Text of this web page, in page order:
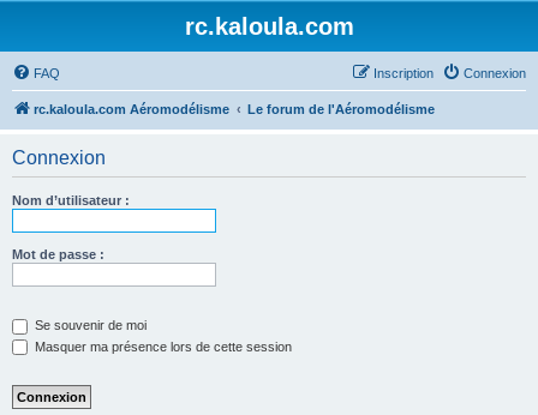
rc.kaloula.com
FAQ Connexion
Inscription
rc.kaloula.com Aéromodélisme Le forum de l'Aéromodélisme
Connexion
Nom d’utilisateur :
Mot de passe :
Se souvenir de moi
Masquer ma présence lors de cette session